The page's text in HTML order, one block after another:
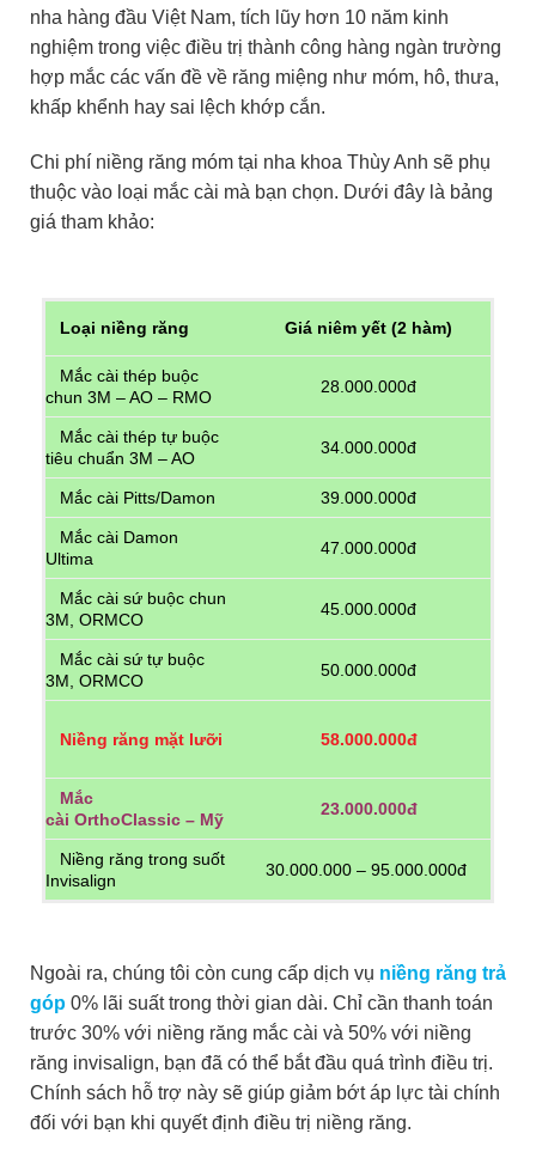
nha hàng đầu Việt Nam, tích lũy hơn 10 năm kinh
nghiệm trong việc điều trị thành công hàng ngàn trường
hợp mắc các vấn đề về răng miệng như móm, hô, thưa,
khấp khểnh hay sai lệch khớp cắn.
Chi phí niềng răng móm tại nha khoa Thùy Anh sẽ phụ
thuộc vào loại mắc cài mà bạn chọn. Dưới đây là bảng
giá tham khảo:
Loại niềng răng Giá niêm yết (2 hàm)
Mắc cài thép buộc
chun 3M – AO – RMO
28.000.000đ
Mắc cài thép tự buộc
tiêu chuẩn 3M – AO
34.000.000đ
Mắc cài Pitts/Damon 39.000.000đ
Mắc cài Damon
Ultima
47.000.000đ
Mắc cài sứ buộc chun
3M, ORMCO
45.000.000đ
Mắc cài sứ tự buộc
3M, ORMCO
50.000.000đ
Niềng răng mặt lưỡi 58.000.000đ
Mắc
cài OrthoClassic – Mỹ
23.000.000đ
Niềng răng trong suốt
Invisalign
30.000.000 – 95.000.000đ
Ngoài ra, chúng tôi còn cung cấp dịch vụ niềng răng trả
góp 0% lãi suất trong thời gian dài. Chỉ cần thanh toán
trước 30% với niềng răng mắc cài và 50% với niềng
răng invisalign, bạn đã có thể bắt đầu quá trình điều trị.
Chính sách hỗ trợ này sẽ giúp giảm bớt áp lực tài chính
đối với bạn khi quyết định điều trị niềng răng.